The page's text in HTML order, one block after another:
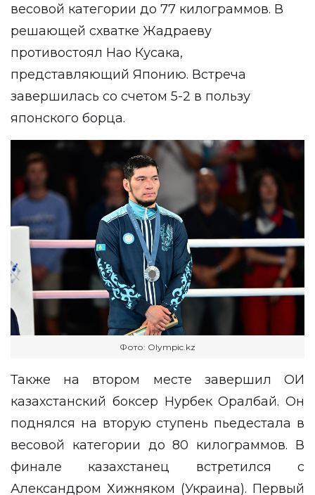
весовой категории до 77 килограммов. В
решающей схватке Жадраеву
противостоял Нао Кусака,
представляющий Японию. Встреча
завершилась со счетом 5-2 в пользу
японского борца.
Фото: Оlympic.kz
Также на втором месте завершил ОИ
казахстанский боксер Нурбек Оралбай. Он
поднялся на вторую ступень пьедестала в
весовой категории до 80 килограммов. В
финале казахстанец встретился с
Александром Хижняком (Украина). Первый